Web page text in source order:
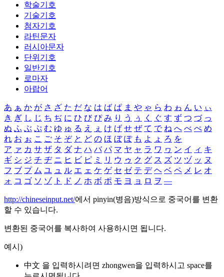
학술기호
기술기호
첨자기호
라틴문자
러시아문자
단위기호
일반기호
로마자
아랍어
あ ぁ か が さ ざ た だ な は ば ぱ ま や ゃ ら わ ゎ ん い ぃ
き ぎ し じ ち ぢ に ひ び ぴ み り う ぅ く ぐ す ず つ づ っ
ぬ ふ ぶ ぷ む ゆ ゅ る え ぇ け げ せ ぜ て で ね へ べ ぺ め
れ お ぉ こ ご そ ぞ と ど の ほ ぼ ぽ も よ ょ ろ を
ア ァ カ サ ザ タ ダ ナ ハ バ パ マ ヤ ャ ラ ワ ヮ ン イ ィ キ
ギ シ ジ チ ヂ ニ ヒ ビ ピ ミ リ ウ ゥ ク グ ス ズ ツ ヅ ッ ヌ
フ ブ プ ム ユ ュ ル エ ェ ケ ゲ セ ゼ テ デ ヘ ベ ペ メ レ オ
ォ コ ゴ ソ ゾ ト ド ノ ホ ボ ポ モ ヨ ョ ロ ヲ ―
http://chineseinput.net/에서 pinyin(병음)방식으로 중국어를 변환
할 수 있습니다.
변환된 중국어를 복사하여 사용하시면 됩니다.
예시)
中文 을 입력하시려면 zhongwen을 입력하시고 space를